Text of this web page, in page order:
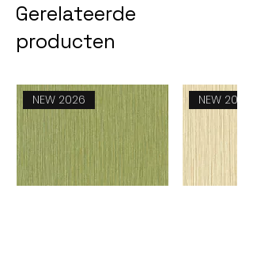
Gerelateerde
producten
NEW 2026 NEW 2026